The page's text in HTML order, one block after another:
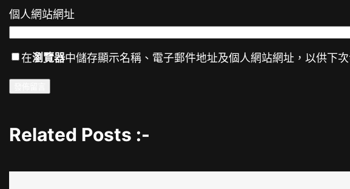
個人網站網址
在瀏覽器中儲存顯示名稱、電子郵件地址及個人網站網址，以供下
Related Posts :-